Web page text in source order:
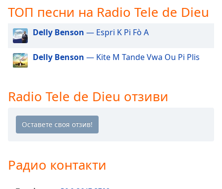
dialog
subtitles
off
selected
Audio
Track
in-
Picture
window.
ТОП песни на Radio Tele de Dieu
Delly Benson — Espri K Pi Fò A
Delly Benson — Kite M Tande Vwa Ou Pi Plis
Radio Tele de Dieu отзиви
Радио контакти